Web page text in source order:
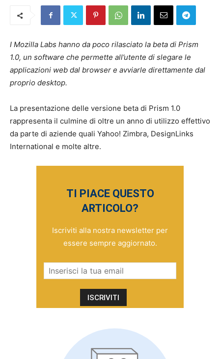
I Mozilla Labs hanno da poco rilasciato la beta di Prism
1.0, un software che permette all’utente di slegare le
applicazioni web dal browser e avviarle direttamente dal
proprio desktop.
La presentazione delle versione beta di Prism 1.0
rappresenta il culmine di oltre un anno di utilizzo effettivo
da parte di aziende quali Yahoo! Zimbra, DesignLinks
International e molte altre.
TI PIACE QUESTO
ARTICOLO?
Iscriviti alla nostra newsletter per
essere sempre aggiornato.